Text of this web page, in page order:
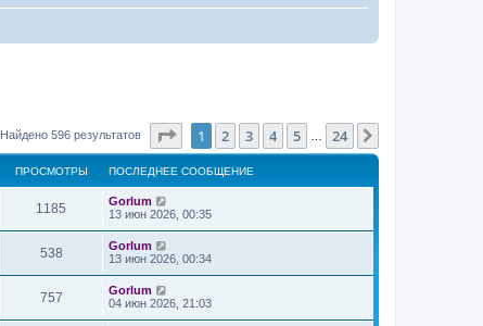
Найдено 596 результатов Страница1 из 24
1 2 3 4 5 24
ПРОСМОТРЫ ПОСЛЕДНЕЕ СООБЩЕНИЕ
1185
Gorlum
13 июн 2026, 00:35
538
Gorlum
13 июн 2026, 00:34
757
Gorlum
04 июн 2026, 21:03